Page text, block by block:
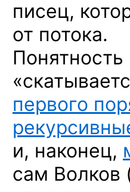
писец,
от потока.
первого
и, наконец,
сам Волков